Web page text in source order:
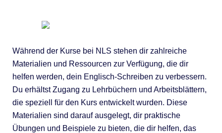
Während der Kurse bei NLS stehen dir zahlreiche
Materialien und Ressourcen zur Verfügung, die dir
helfen werden, dein Englisch-Schreiben zu verbessern.
Du erhältst Zugang zu Lehrbüchern und Arbeitsblättern,
die speziell für den Kurs entwickelt wurden. Diese
Materialien sind darauf ausgelegt, dir praktische
Übungen und Beispiele zu bieten, die dir helfen, das